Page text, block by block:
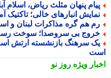
پنهان مثلث ریاض، اسلام
انبارهای خالی؛ تاکتیک
هم گره مذاکرات لبنان و
بی سروصدا؛ سوخت رسان
سرهنگ بازنشسته ارتش
ویژهروز نو